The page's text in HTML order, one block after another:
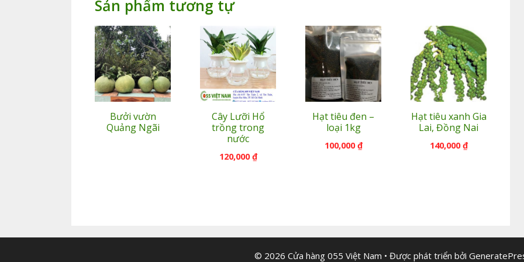
Sản phẩm tương tự
Bưởi vườn
Quảng Ngãi
Cây Lưỡi Hổ
trồng trong
nước
120,000₫
Hạt tiêu đen –
loại 1kg
100,000₫
Hạt tiêu xanh Gia
Lai, Đồng Nai
140,000₫
© 2026 Cửa hàng 055 Việt Nam • Được phát triển bởi